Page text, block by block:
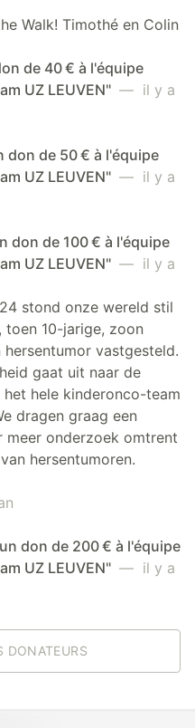
Walk! Timothé en Colin
de 40 € à l'équipe
UZ LEUVEN" — il y a
don de 50 € à l'équipe
UZ LEUVEN" — il y a
don de 100 € à l'équipe
UZ LEUVEN" — il y a
stond onze wereld stil
10-jarige, zoon
hersentumor vastgesteld.
gaat uit naar de
hele kinderonco-team
dragen graag een
meer onderzoek omtrent
hersentumoren.
don de 200 € à l'équipe
UZ LEUVEN" — il y a
DONATEURS